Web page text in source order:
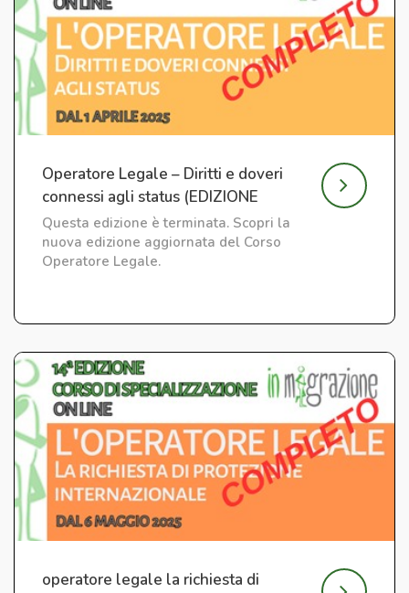
Operatore Legale – Diritti e doveri
connessi agli status (EDIZIONE
CONCLUSA)
Questa edizione è terminata. Scopri la
nuova edizione aggiornata del Corso
Operatore Legale.
operatore legale la richiesta di